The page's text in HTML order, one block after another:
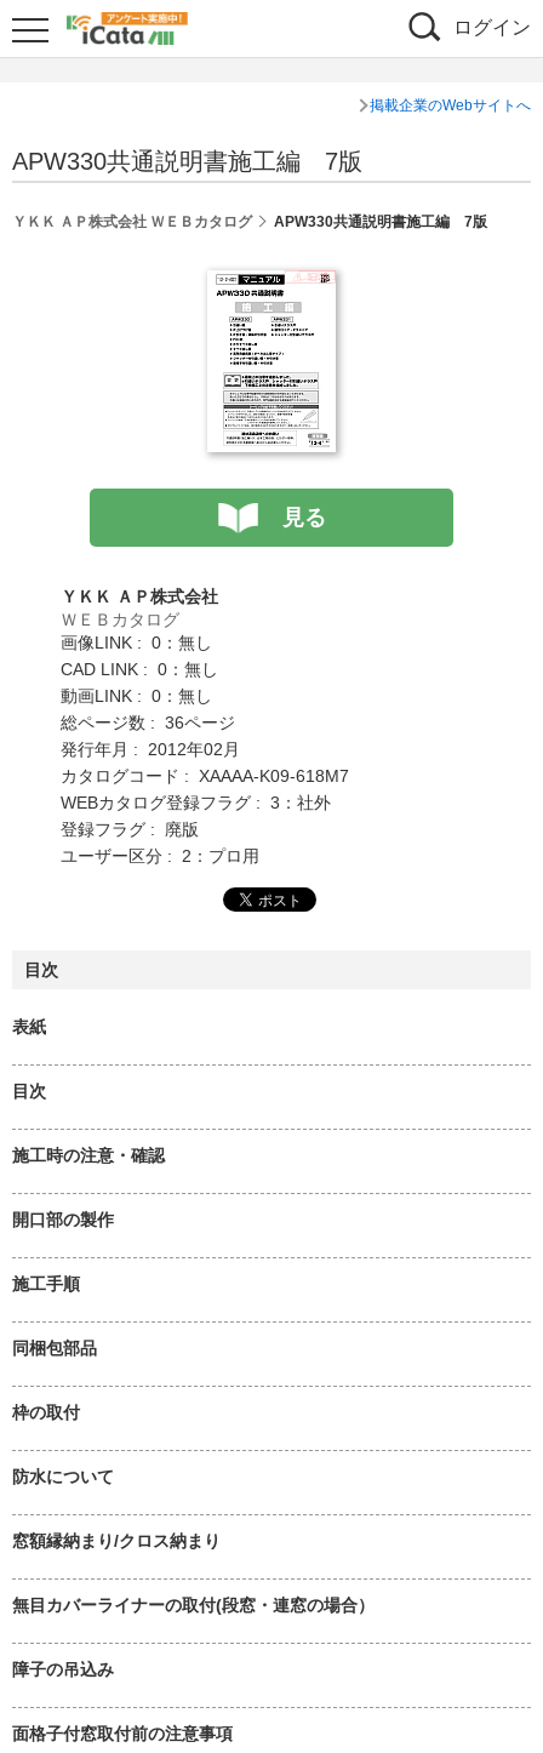
ログイン
掲載企業のWebサイトへ
APW330共通説明書施工編 7版
ＹＫＫ ＡＰ株式会社 ＷＥＢカタログ APW330共通説明書施工編 7版
見る
ＹＫＫ ＡＰ株式会社
ＷＥＢカタログ
画像LINK : 0：無し
CAD LINK : 0：無し
動画LINK : 0：無し
総ページ数 : 36ページ
発行年月 : 2012年02月
カタログコード : XAAAA-K09-618M7
WEBカタログ登録フラグ : 3：社外
登録フラグ : 廃版
ユーザー区分 : 2：プロ用
目次
表紙
目次
施工時の注意・確認
開口部の製作
施工手順
同梱包部品
枠の取付
防水について
窓額縁納まり/クロス納まり
無目カバーライナーの取付(段窓・連窓の場合）
障子の吊込み
面格子付窓取付前の注意事項